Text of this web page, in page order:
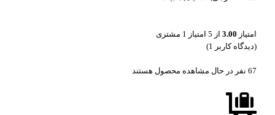
امتیاز 3.00 از 5 امتیاز 1 مشتری
(دیدگاه کاربر 1
)
67 نفر در حال مشاهده محصول هستند